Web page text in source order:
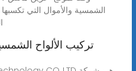
الشمسية والأموال التي
تركيب الألواح